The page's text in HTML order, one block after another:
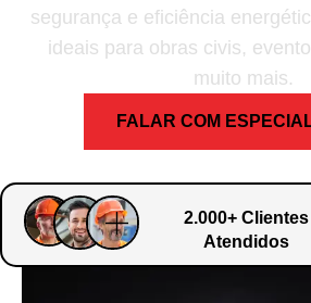
segurança e eficiência
ideais para obras civis,
muito mais.
FALAR COM
2.000+ Clientes
Atendidos